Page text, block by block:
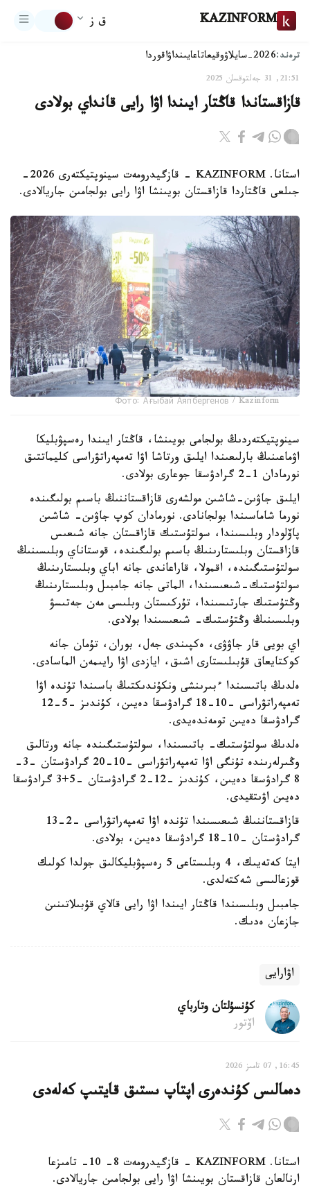
KAZINFORM ق ز
ترەند:2026-سايلاۋ وقيعاتاعايىنداۋاقوردا
21:51, 31 جەلتوقسان 2025
قازاقستاندا قاڭتار ايىندا اۋا رايى قانداي بولادى
استانا. KAZINFORM - قازگيدرومەت سينوپتيكتەرى 2026-
جىلعى قاڭتاردا قازاقستان بويىنشا اۋا رايى بولجامىن جاريالادى.
Фото: Ағыбай Аяпбергенов / Kazinform
سينوپتيكتەردىڭ بولجامى بويىنشا، قاڭتار ايىندا رەسپۋبليكا
اۋماعىنىڭ بارلىعىندا ايلىق ورتاشا اۋا تەمپەراتۋراسى كليماتتىق
نورمادان 1-2 گرادۋسقا جوعارى بولادى.
ايلىق جاۋىن-شاشىن مولشەرى قازاقستاننىڭ باسىم بولىگىندە
نورما شاماسىندا بولجانادى. نورمادان كوپ جاۋىن- شاشىن
پاۆلودار وبلىسىندا، سولتۇستىك قازاقستان جانە شىعىس
قازاقستان وبلىستارىنىڭ باسىم بولىگىندە، قوستاناي وبلىسىنىڭ
سولتۇستىگىندە، اقمولا، قاراعاندى جانە اباي وبلىستارىنىڭ
سولتۇستىك-شىعىسىندا، الماتى جانە جامبىل وبلىستارىنىڭ
وڭتۇستىك جارتىسىندا، تۇركىستان وبلىسى مەن جەتىسۋ
وبلىسىنىڭ وڭتۇستىك- شىعىسىندا بولادى.
اي بويى قار جاۋۋى، ەكپىندى جەل، بوران، تۇمان جانە
كوكتايعاق قۇبىلىستارى اشىق، ايازدى اۋا رايىمەن الماسادى.
ەلدىڭ باتىسىندا ءبىرىنشى ونكۇندىكتىڭ باسىندا تۇندە اۋا
تەمپەراتۋراسى -10-18 گرادۋسقا دەيىن، كۇندىز -5-12
گرادۋسقا دەيىن تومەندەيدى.
ەلدىڭ سولتۇستىك- باتىسىندا، سولتۇستىگىندە جانە ورتالىق
وڭىرلەرىندە تۇنگى اۋا تەمپەراتۋراسى -10-20 گرادۋستان -3-
8 گرادۋسقا دەيىن، كۇندىز -12-2 گرادۋستان -5+3 گرادۋسقا
دەيىن اۋىتقيدى.
قازاقستاننىڭ شىعىسىندا تۇندە اۋا تەمپەراتۋراسى -2-13
گرادۋستان -10-18 گرادۋسقا دەيىن، بولادى.
ايتا كەتەيىك، 4 وبلىستاعى 5 رەسپۋبليكالىق جولدا كولىك
قوزعالىسى شەكتەلدى.
جامبىل وبلىسىندا قاڭتار ايىندا اۋا رايى قالاي قۇبىلاتىنىن
جازعان ەدىك.
اۋارايى
كۇنسۇلتان وتارباي
اۆتور
16:45, 07 تامىز 2026
دەمالىس كۇندەرى اپتاپ ىستىق قايتىپ كەلەدى
استانا. KAZINFORM - قازگيدرومەت 8- 10- تامىزعا
ارنالعان قازاقستان بويىنشا اۋا رايى بولجامىن جاريالادى.